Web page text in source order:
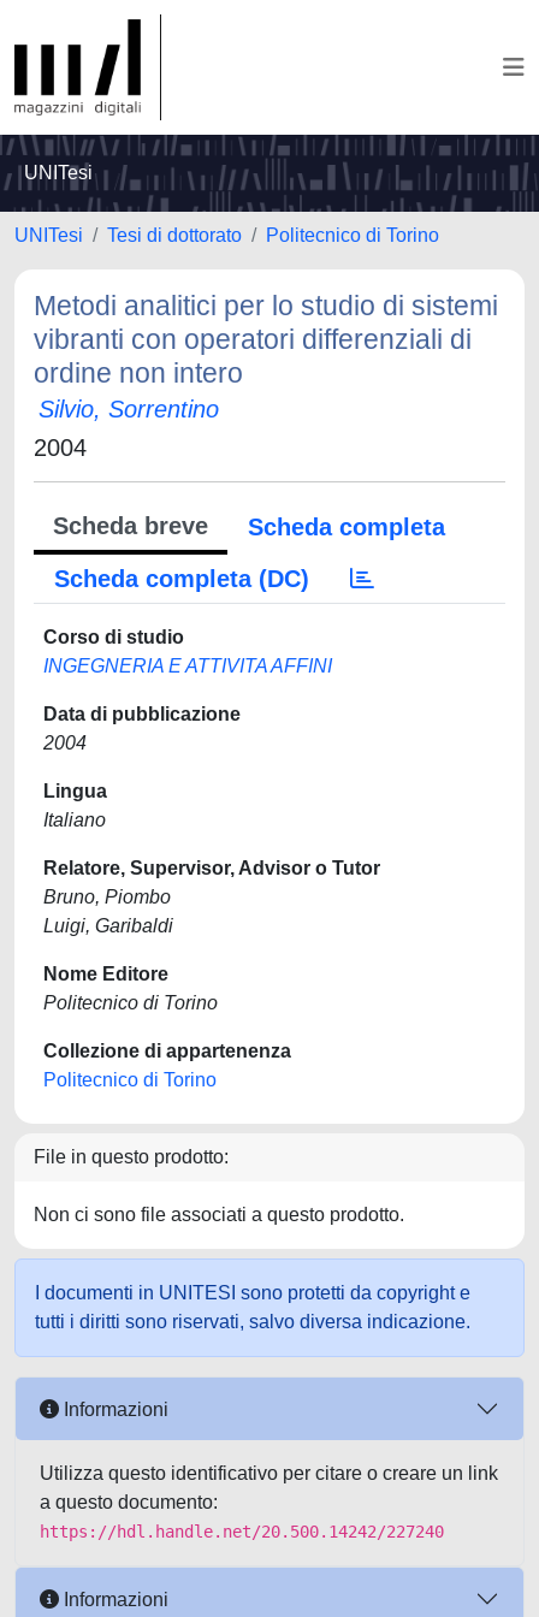
UNITesi
UNITesi Tesi di dottorato Politecnico di Torino
Metodi analitici per lo studio di sistemi
vibranti con operatori differenziali di
ordine non intero
Silvio, Sorrentino
2004
Scheda breve
Scheda completa
Scheda completa (DC)
Corso di studio
INGEGNERIA E ATTIVITA AFFINI
Data di pubblicazione
2004
Lingua
Italiano
Relatore, Supervisor, Advisor o Tutor
Bruno, Piombo
Luigi, Garibaldi
Nome Editore
Politecnico di Torino
Collezione di appartenenza
Politecnico di Torino
File in questo prodotto:
Non ci sono file associati a questo prodotto.
I documenti in UNITESI sono protetti da copyright e
tutti i diritti sono riservati, salvo diversa indicazione.
Informazioni
Utilizza questo identificativo per citare o creare un link
a questo documento:
https://hdl.handle.net/20.500.14242/227240
Informazioni